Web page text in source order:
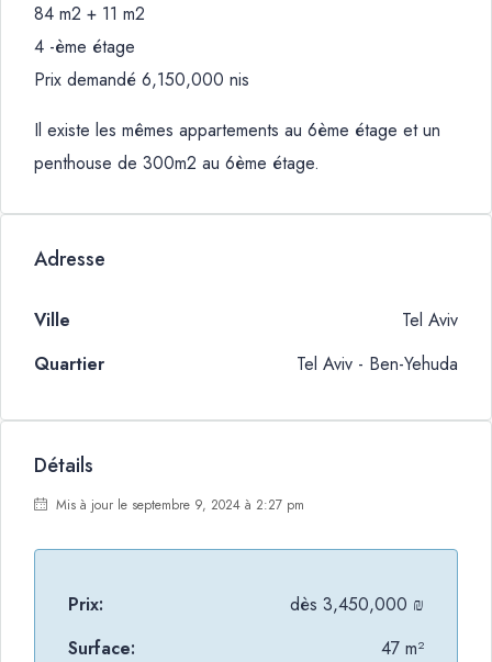
84 m2 + 11 m2
4 -ème étage
Prix demandé 6,150,000 nis
Il existe les mêmes appartements au 6ème étage et un
penthouse de 300m2 au 6ème étage.
Adresse
Ville
Tel Aviv
Quartier
Tel Aviv - Ben-Yehuda
Détails
Mis à jour le septembre 9, 2024 à 2:27 pm
Prix: dès 3,450,000 ₪
Surface:
47 m²